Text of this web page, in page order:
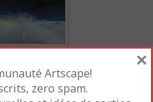
de noir m’ont peu
à Claude
Artscape!
zero spam.
×